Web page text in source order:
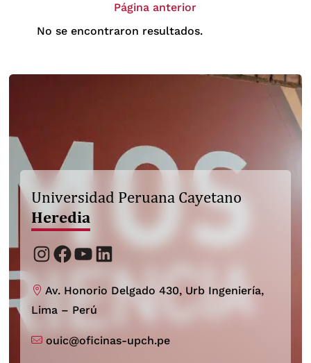
Página anterior
No se encontraron resultados.
Universidad Peruana Cayetano
Heredia
Instagram
Facebook
YouTube
LinkedIn
Av. Honorio Delgado 430, Urb Ingeniería,
Lima – Perú
ouic@oficinas-upch.pe